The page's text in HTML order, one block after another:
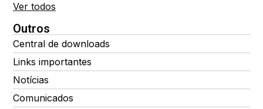
Ver todos
Outros
Central de downloads
Links importantes
Notícias
Comunicados